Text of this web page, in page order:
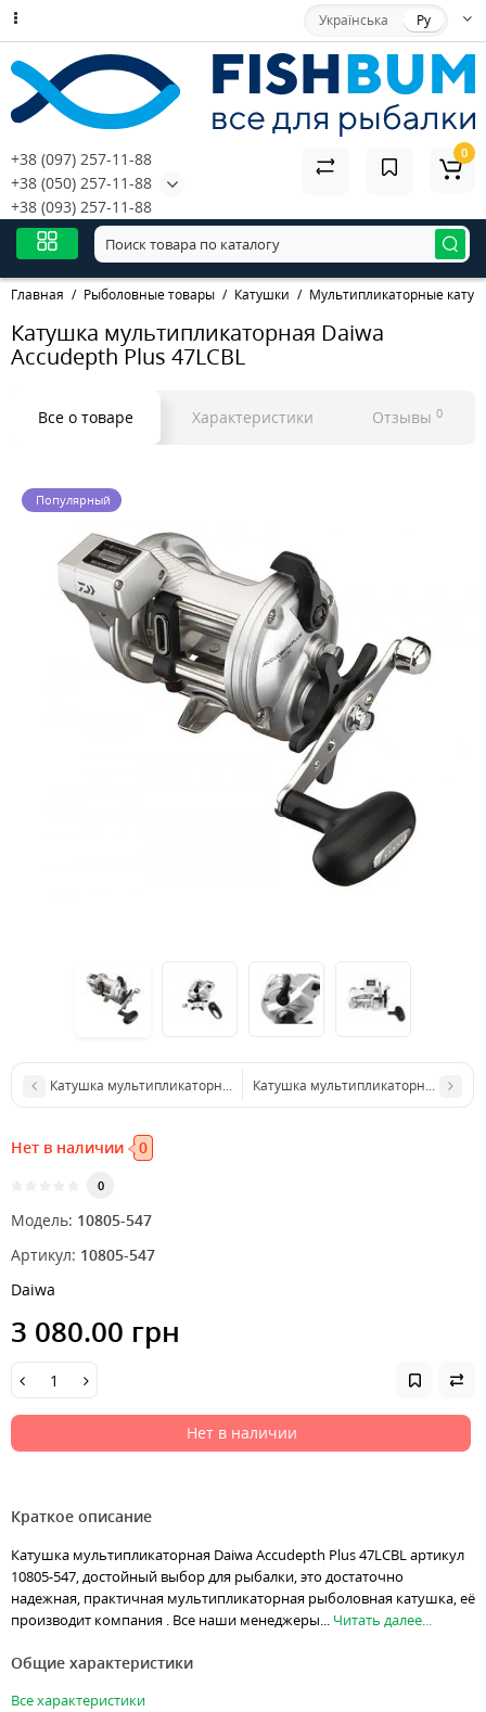
Українська Ру
+38 (097) 257-11-88
+38 (050) 257-11-88
+38 (093) 257-11-88
0
Главная Рыболовные товары Катушки Мультипликаторные
Катушка мультипликаторная Daiwa
Accudepth Plus 47LCBL
Все о товаре Характеристики Отзывы 0
Популярный
Катушка мультипликаторная Daiwa Accudepth Plus 47LCB
Катушка мультипликаторная Daiwa
Нет в наличии 0
0
Модель: 10805-547
Артикул: 10805-547
Daiwa
3 080.00 грн
Нет в наличии
Краткое описание
Катушка мультипликаторная Daiwa Accudepth Plus 47LCBL артикул
10805-547, достойный выбор для рыбалки, это достаточно
надежная, практичная мультипликаторная рыболовная катушка, её
производит компания . Все наши менеджеры... Читать далее...
Общие характеристики
Все характеристики